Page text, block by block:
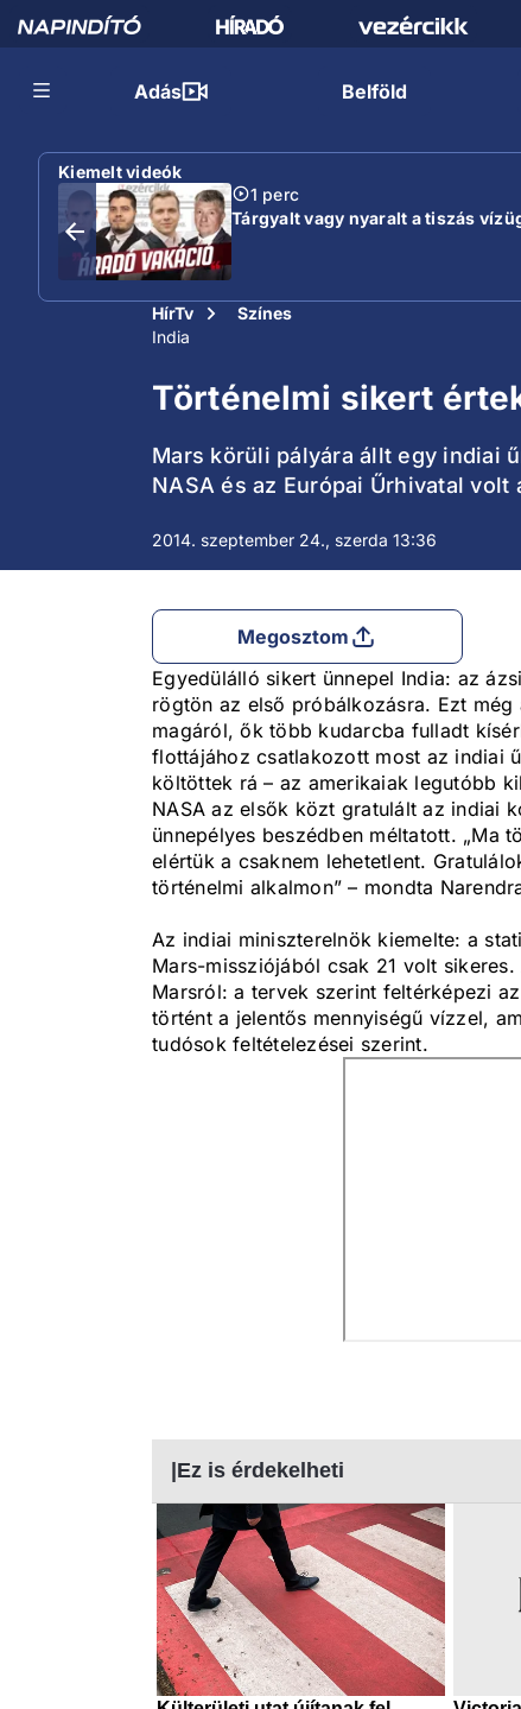
Adás Belföld
Kiemelt videók
1 perc
Tárgyalt vagy nyaralt a tiszás
HírTv
Színes
India
Történelmi sikert
Mars körüli pályára állt egy indiai
NASA és az Európai Űrhivatal volt
2014. szeptember 24., szerda 13:36
Megosztom
Egyedülálló sikert ünnepel India: az
rögtön az első próbálkozásra. Ezt még
magáról, ők több kudarcba fulladt
flottájához csatlakozott most az indiai
költöttek rá – az amerikaiak legutóbb
NASA az elsők közt gratulált az indiai
ünnepélyes beszédben méltatott. „Ma
elértük a csaknem lehetetlent.
történelmi alkalmon” – mondta
Az indiai miniszterelnök kiemelte: a
Mars-missziójából csak 21 volt
Marsról: a tervek szerint feltérképezi
történt a jelentős mennyiségű vízzel,
tudósok feltételezései szerint.